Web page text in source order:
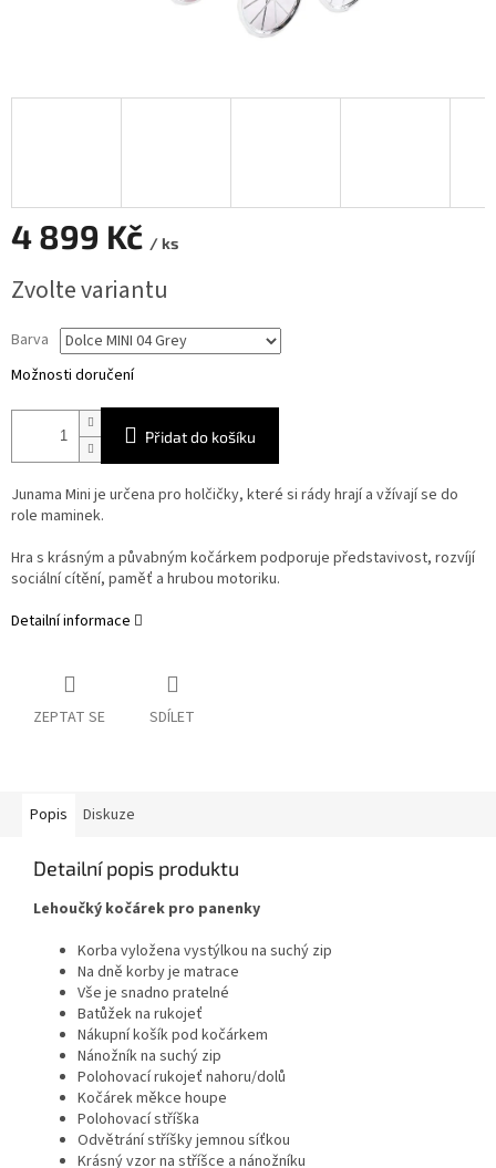
4 899 Kč / ks
cena:
Zvolte variantu
Barva
Možnosti doručení
Přidat do košíku
Junama Mini je určena pro holčičky, které si rády hrají a vžívají se do
role maminek.
Hra s krásným a půvabným kočárkem podporuje představivost, rozvíjí
sociální cítění, paměť a hrubou motoriku.
Detailní informace
ZEPTAT SE SDÍLET
Popis Diskuze
Detailní popis produktu
Lehoučký kočárek pro panenky
Korba vyložena vystýlkou na suchý zip
Na dně korby je matrace
Vše je snadno pratelné
Batůžek na rukojeť
Nákupní košík pod kočárkem
Nánožník na suchý zip
Polohovací rukojeť nahoru/dolů
Kočárek měkce houpe
Polohovací stříška
Odvětrání stříšky jemnou síťkou
Krásný vzor na stříšce a nánožníku